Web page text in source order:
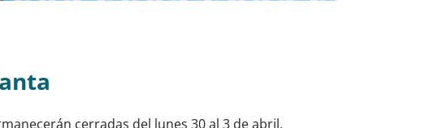
cerradas del lunes 30 al 3 de abril,